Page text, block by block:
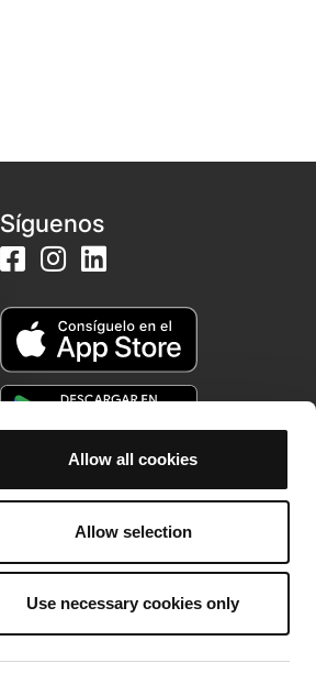
Allow all cookies
Allow selection
Use necessary cookies only
Síguenos